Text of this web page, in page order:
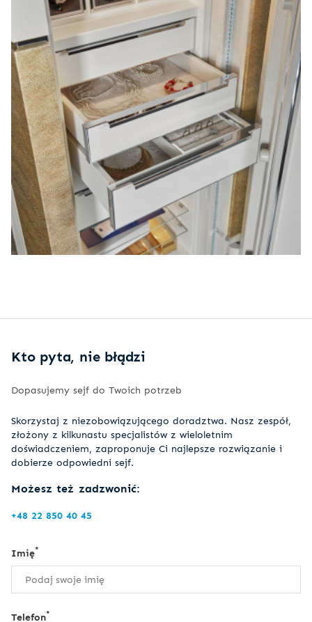
Kto pyta, nie błądzi
Dopasujemy sejf do Twoich potrzeb
Skorzystaj z niezobowiązującego doradztwa. Nasz zespół,
złożony z kilkunastu specjalistów z wieloletnim
doświadczeniem, zaproponuje Ci najlepsze rozwiązanie i
dobierze odpowiedni sejf.
Możesz też zadzwonić:
+48 22 850 40 45
Imię*
Telefon*